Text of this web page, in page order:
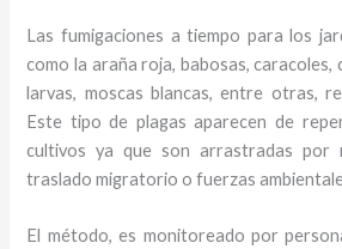
Las fumigaciones a tiempo para los
como la araña roja, babosas, caracoles,
larvas, moscas blancas, entre otras,
Este tipo de plagas aparecen de
cultivos ya que son arrastradas por
traslado migratorio o fuerzas
El método, es monitoreado por